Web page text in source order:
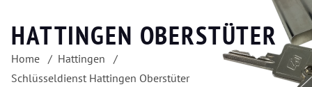
HATTINGEN OBERSTÜTER
Home
Hattingen
Schlüsseldienst Hattingen Oberstüter